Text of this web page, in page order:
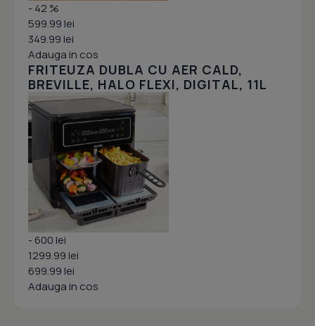
- 42 %
599.99 lei
349.99 lei
Adauga in cos
FRITEUZA DUBLA CU AER CALD,
BREVILLE, HALO FLEXI, DIGITAL, 11L
- 600 lei
1299.99 lei
699.99 lei
Adauga in cos